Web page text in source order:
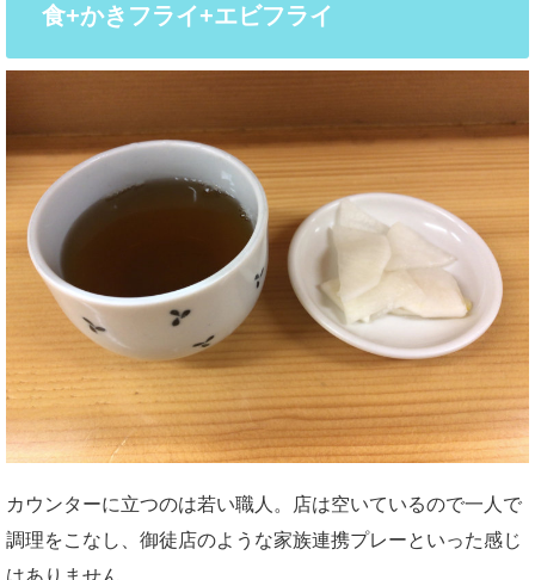
食+かきフライ+エビフライ
カウンターに立つのは若い職人。店は空いているので一人で
調理をこなし、御徒店のような家族連携プレーといった感じ
はありません。